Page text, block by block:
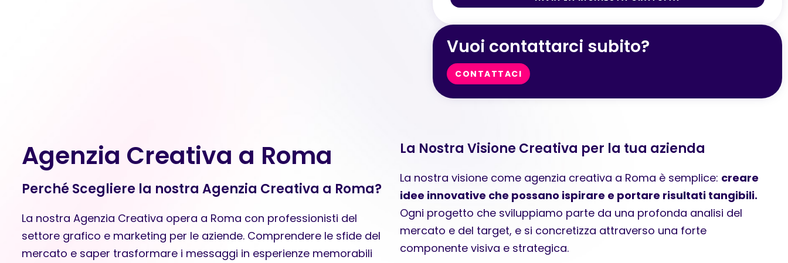
Vuoi contattarci subito?
CONTATTACI
Agenzia Creativa a Roma
Perché Scegliere la nostra Agenzia Creativa a Roma?
La nostra Agenzia Creativa opera a Roma con professionisti del
settore grafico e marketing per le aziende. Comprendere le sfide del
mercato e saper trasformare i messaggi in esperienze memorabili
La Nostra Visione Creativa per la tua azienda
La nostra visione come agenzia creativa a Roma è semplice: creare
idee innovative che possano ispirare e portare risultati tangibili.
Ogni progetto che sviluppiamo parte da una profonda analisi del
mercato e del target, e si concretizza attraverso una forte
componente visiva e strategica.